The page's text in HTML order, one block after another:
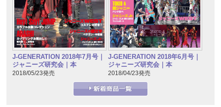
J-GENERATION 2018年7月号｜
ジャニーズ研究会｜本
2018/05/23発売
J-GENERATION 2018年6月号｜
ジャニーズ研究会｜本
2018/04/23発売